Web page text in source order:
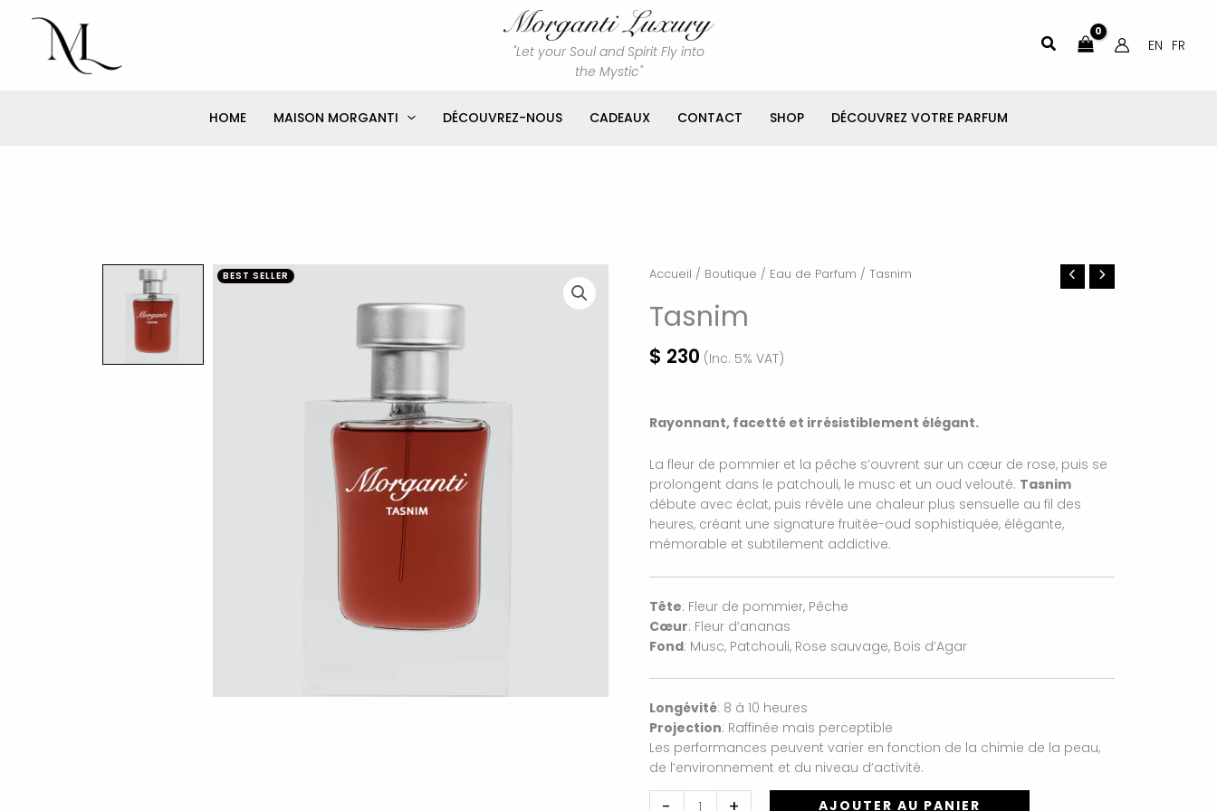
"Let your Soul and Spirit Fly into
the Mystic"
Rechercher EN FR
HOME MAISON MORGANTI DÉCOUVREZ-NOUS CADEAUX CONTACT SHOP DÉCOUVREZ VOTRE PARFUM
BEST SELLER Accueil / Boutique / Eau de Parfum / Tasnim
Tasnim
$ 230 (Inc. 5% VAT)
Rayonnant, facetté et irrésistiblement élégant.
La fleur de pommier et la pêche s’ouvrent sur un cœur de rose, puis se
prolongent dans le patchouli, le musc et un oud velouté. Tasnim
débute avec éclat, puis révèle une chaleur plus sensuelle au fil des
heures, créant une signature fruitée-oud sophistiquée, élégante,
mémorable et subtilement addictive.
Tête: Fleur de pommier, Pêche
Cœur: Fleur d’ananas
Fond: Musc, Patchouli, Rose sauvage, Bois d’Agar
Longévité: 8 à 10 heures
Projection: Raffinée mais perceptible
Les performances peuvent varier en fonction de la chimie de la peau,
de l’environnement et du niveau d’activité.
-
quantité
Tasnim
+ AJOUTER AU PANIER